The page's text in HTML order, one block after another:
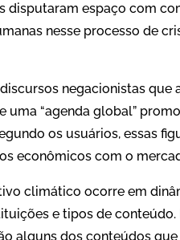
disputaram espaço com
nesse processo de
negacionistas que
uma “agenda global”
os usuários, essas
econômicos com o
climático ocorre em
e tipos de conteúdo.
alguns dos conteúdos